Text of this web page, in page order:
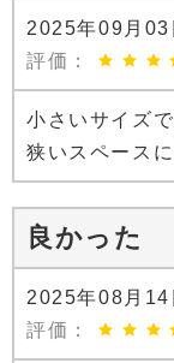
2025年09月
評価：
小さいサイズ
狭いスペース
良かった
2025年08月
評価：